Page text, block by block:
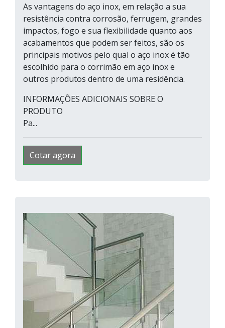
As vantagens do aço inox, em relação a sua
resistência contra corrosão, ferrugem, grandes
impactos, fogo e sua flexibilidade quanto aos
acabamentos que podem ser feitos, são os
principais motivos pelo qual o aço inox é tão
escolhido para o corrimão em aço inox e
outros produtos dentro de uma residência.
INFORMAÇÕES ADICIONAIS SOBRE O
PRODUTO
Pa...
Cotar agora